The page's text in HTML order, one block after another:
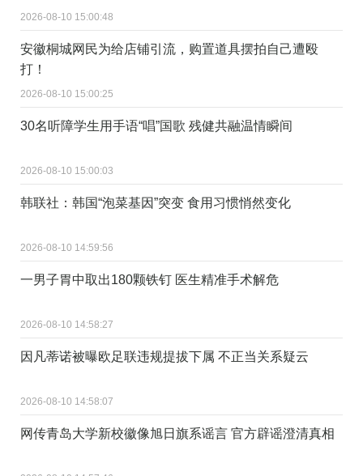
2026-08-10 15:00:48
安徽桐城网民为给店铺引流，购置道具摆拍自己遭殴
打！
2026-08-10 15:00:25
30名听障学生用手语“唱”国歌 残健共融温情瞬间
2026-08-10 15:00:03
韩联社：韩国“泡菜基因”突变 食用习惯悄然变化
2026-08-10 14:59:56
一男子胃中取出180颗铁钉 医生精准手术解危
2026-08-10 14:58:27
因凡蒂诺被曝欧足联违规提拔下属 不正当关系疑云
2026-08-10 14:58:07
网传青岛大学新校徽像旭日旗系谣言 官方辟谣澄清真相